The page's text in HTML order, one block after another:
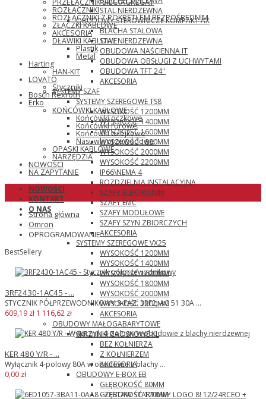
STAL NIERDZEWNA
OBUDOWY STEROWNICZE KOMPAKT AX
BLACHA STALOWA
STAL NIERDZEWNA
OBUDOWA NAŚCIENNA IT
OBUDOWA OBSŁUGI Z UCHWYTAMI
OBUDOWA TFT 24''
AKCESORIA
SYSTEMY SZAF
SYSTEMY SZEREGOWE TS8
WYSOKOŚĆ 1200MM
WYSOKOŚĆ 1400MM
WYSOKOŚĆ 1600MM
WYSOKOŚĆ 1800MM
WYSOKOŚĆ 2000MM
WYSOKOŚĆ 2200MM
IP66\NEMA 4
ROZDZIELNIA INSTALACYJNA
SZAFY ELEKTRONIKI
SZAFY EMC
SZAFY MODUŁOWE
SZAFY SZYN ZBIORCZYCH
AKCESORIA
SYSTEMY SZEREGOWE VX25
WYSOKOŚĆ 1200MM
WYSOKOŚĆ 1400MM
WYSOKOŚĆ 1600MM
WYSOKOŚĆ 1800MM
WYSOKOŚĆ 2000MM
WYSOKOŚĆ 2200MM
AKCESORIA
OBUDOWY MAŁOGABARYTOWE
SKRZYNKI ZACISKOWE KL
BEZ KOŁNIERZA
Z KOŁNIERZEM
AKCESORIA
OBUDOWY E-BOX EB
GŁĘBOKOŚĆ 80MM
GŁĘBOKOŚĆ 120MM
PRZEŁĄCZNIK SIEĆ\AGREGAT
ROZŁĄCZNIKI
ROZŁĄCZNIKI Z POKRĘTŁEM BEZPOŚREDNIM
ZŁĄCZKI KABLOWE
AKCESORIA
DŁAWIKI KABLOWE
Plastik
Metal
Harting
HAN-KIT
LOVATO
Styczniki
Bosch Rexroth
Erko
KOŃCÓWKI KABLOWE
Końcówki oczkowe
Końcówki rurowe
Końcówki tulejkowe
Nasuwki przewodowe
OPASKI KABLOWE
NARZĘDZIA
NOWOŚCI
NA ZAPYTANIE
NOWOŚCI
KONTAKT
O NAS
Strona główna
Omron
OPROGRAMOWANIE
BestSellery
3RF2430-1AC45 - ...
STYCZNIK PÓŁPRZEWODNIKOWY 3-FAZ. 3RF2, AC 51 30A ...
609,19 zł 1 116,62 zł
KER 480 Y/R - ...
Wyłącznik 4-polowy 80A w obudowie z blachy ...
0,00 zł